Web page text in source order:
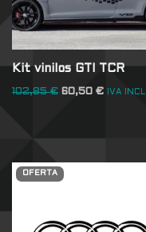
Kit vinilos GTI TCR
102,85€ 60,50 € IVA INCL
OFERTA